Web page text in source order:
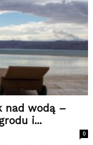
nad wodą –
i...
0